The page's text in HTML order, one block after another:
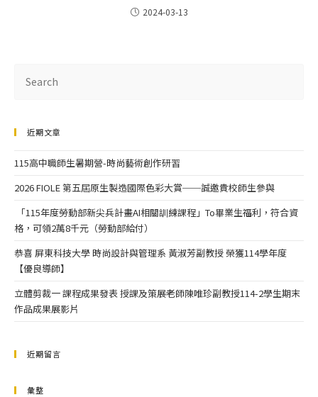
2024-03-13
近期文章
115高中職師生暑期營-時尚藝術創作研習
2026 FIOLE 第五屆原生製造國際色彩大賞──誠邀貴校師生參與
「115年度勞動部新尖兵計畫AI相關訓練課程」To畢業生福利，符合資
格，可領2萬8千元（勞動部給付）
恭喜 屏東科技大學 時尚設計與管理系 黃淑芳副教授 榮獲114學年度
【優良導師】
立體剪裁一 課程成果發表 授課及策展老師陳唯珍副教授114-2學生期末
作品成果展影片
近期留言
彙整